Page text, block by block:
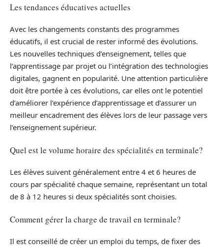
Les tendances éducatives actuelles
Avec les changements constants des programmes
éducatifs, il est crucial de rester informé des évolutions.
Les nouvelles techniques d’enseignement, telles que
l’apprentissage par projet ou l’intégration des technologies
digitales, gagnent en popularité. Une attention particulière
doit être portée à ces évolutions, car elles ont le potentiel
d’améliorer l’expérience d’apprentissage et d’assurer un
meilleur encadrement des élèves lors de leur passage vers
l’enseignement supérieur.
Quel est le volume horaire des spécialités en terminale?
Les élèves suivent généralement entre 4 et 6 heures de
cours par spécialité chaque semaine, représentant un total
de 8 à 12 heures si deux spécialités sont choisies.
Comment gérer la charge de travail en terminale?
Il est conseillé de créer un emploi du temps, de fixer des